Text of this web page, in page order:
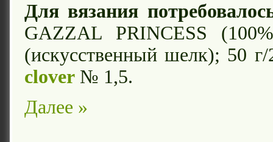
Для вязания
GAZZAL PRINCESS
(искусственный шелк); 50
clover № 1,5.
Далее »